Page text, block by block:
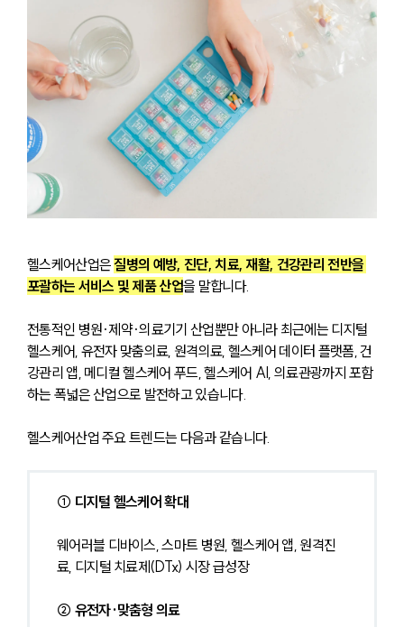
헬스케어산업은 질병의 예방, 진단, 치료, 재활, 건강관리 전반을
포괄하는 서비스 및 제품 산업을 말합니다.
전통적인 병원·제약·의료기기 산업뿐만 아니라 최근에는 디지털
헬스케어, 유전자 맞춤의료, 원격의료, 헬스케어 데이터 플랫폼, 건
강관리 앱, 메디컬 헬스케어 푸드, 헬스케어 AI, 의료관광까지 포함
하는 폭넓은 산업으로 발전하고 있습니다.
헬스케어산업 주요 트렌드는 다음과 같습니다.
① 디지털 헬스케어 확대
웨어러블 디바이스, 스마트 병원, 헬스케어 앱, 원격진
료, 디지털 치료제(DTx) 시장 급성장
② 유전자·맞춤형 의료